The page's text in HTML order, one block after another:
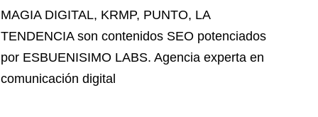
MAGIA DIGITAL, KRMP, PUNTO, LA
TENDENCIAson contenidos SEO potenciados
por ESBUENISIMO LABS. Agencia experta en
comunicación digital